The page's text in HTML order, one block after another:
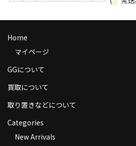
コンディション
Privacy Policy
特定商取引法に基づく表示
Home
マイページ
GGについて
買取について
取り置きなどについて
Categories
New Arrivals